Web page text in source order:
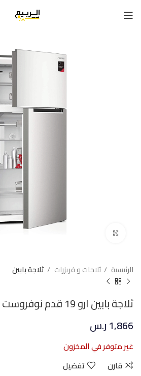
الرئيسية ثلاجات و فريزرات ثلاجة بابين
ثلاجة بابين ارو 19 قدم نوفروست – ستيل
1,866ر.س
غير متوفر في المخزون
قارن
تفضيل